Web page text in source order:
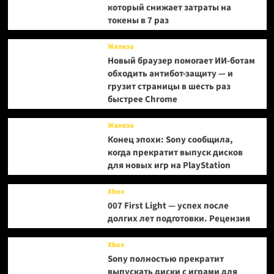
который снижает затраты на
токены в 7 раз
Железо
Новый браузер помогает ИИ-ботам
обходить антибот-защиту — и
грузит страницы в шесть раз
быстрее Chrome
Железо
Конец эпохи: Sony сообщила,
когда прекратит выпуск дисков
для новых игр на PlayStation
Xbox
007 First Light — успех после
долгих лет подготовки. Рецензия
Xbox
Sony полностью прекратит